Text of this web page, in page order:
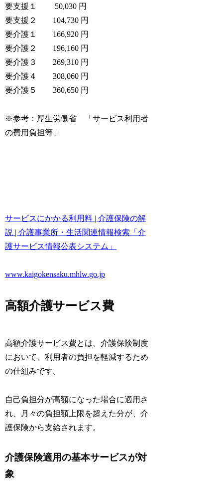
要支援１ 50,030 円
要支援２ 104,730 円
要介護１ 166,920 円
要介護２ 196,160 円
要介護３ 269,310 円
要介護４ 308,060 円
要介護５ 360,650 円
※参考：厚生労働省 「サービス利用者
の費用負担等」
サービスにかかる利用料 | 介護保険の解
説 | 介護事業所・生活関連情報検索「介
護サービス情報公表システム」
www.kaigokensaku.mhlw.go.jp
高額介護サービス費
高額介護サービス費とは、介護保険制度
において、利用者の負担を軽減するため
の仕組みです。
自己負担分が高額になった場合に適用さ
れ、月々の負担額上限を超えた分が、介
護保険から支給されます。
介護保険適用の基本サービスが対
象